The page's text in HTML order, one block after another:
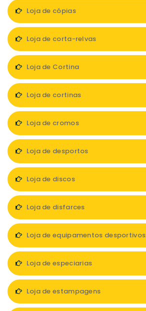
Loja de cópias
Loja de corta-relvas
Loja de Cortina
Loja de cortinas
Loja de cromos
Loja de desportos
Loja de discos
Loja de disfarces
Loja de equipamentos desportivos
Loja de especiarias
Loja de estampagens